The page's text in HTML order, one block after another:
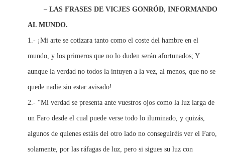
– LAS FRASES DE VICJES GONRÓD, INFORMANDO
AL MUNDO.
1.- ¡Mi arte se cotizara tanto como el coste del hambre en el
mundo, y los primeros que no lo duden serán afortunados; Y
aunque la verdad no todos la intuyen a la vez, al menos, que no se
quede nadie sin estar avisado!
2.- “Mi verdad se presenta ante vuestros ojos como la luz larga de
un Faro desde el cual puede verse todo lo iluminado, y quizás,
algunos de quienes estáis del otro lado no conseguiréis ver el Faro,
solamente, por las ráfagas de luz, pero si sigues su luz con